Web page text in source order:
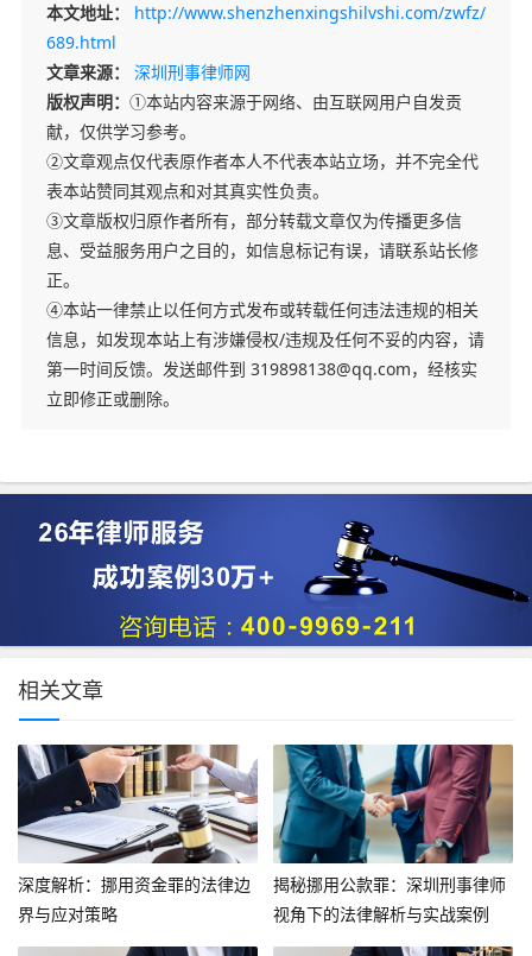
本文地址：
http://www.shenzhenxingshilvshi.com/zwfz/
689.html
文章来源：
深圳刑事律师网
版权声明： ①本站内容来源于网络、由互联网用户自发贡
献，仅供学习参考。
②文章观点仅代表原作者本人不代表本站立场，并不完全代
表本站赞同其观点和对其真实性负责。
③文章版权归原作者所有，部分转载文章仅为传播更多信
息、受益服务用户之目的，如信息标记有误，请联系站长修
正。
④本站一律禁止以任何方式发布或转载任何违法违规的相关
信息，如发现本站上有涉嫌侵权/违规及任何不妥的内容，请
第一时间反馈。发送邮件到 319898138@qq.com，经核实
立即修正或删除。
相关文章
深度解析：挪用资金罪的法律边
界与应对策略
揭秘挪用公款罪：深圳刑事律师
视角下的法律解析与实战案例